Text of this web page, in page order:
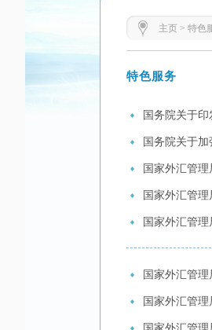
主页> 特色
特色服务
国务院关于
国务院关于
国家外汇管
国家外汇管
国家外汇管
国家外汇管
国家外汇管